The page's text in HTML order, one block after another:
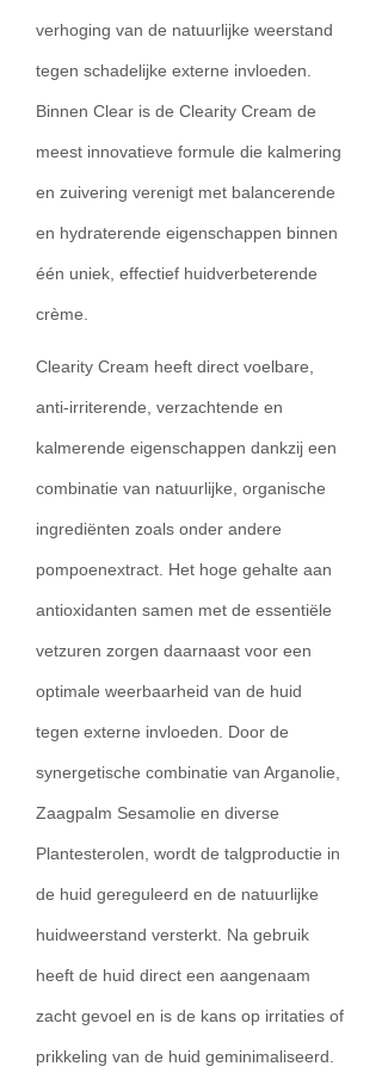
verhoging van de natuurlijke weerstand
tegen schadelijke externe invloeden.
Binnen Clear is de Clearity Cream de
meest innovatieve formule die kalmering
en zuivering verenigt met balancerende
en hydraterende eigenschappen binnen
één uniek, effectief huidverbeterende
crème.
Clearity Cream heeft direct voelbare,
anti-irriterende, verzachtende en
kalmerende eigenschappen dankzij een
combinatie van natuurlijke, organische
ingrediënten zoals onder andere
pompoenextract. Het hoge gehalte aan
antioxidanten samen met de essentiële
vetzuren zorgen daarnaast voor een
optimale weerbaarheid van de huid
tegen externe invloeden. Door de
synergetische combinatie van Arganolie,
Zaagpalm Sesamolie en diverse
Plantesterolen, wordt de talgproductie in
de huid gereguleerd en de natuurlijke
huidweerstand versterkt. Na gebruik
heeft de huid direct een aangenaam
zacht gevoel en is de kans op irritaties of
prikkeling van de huid geminimaliseerd.